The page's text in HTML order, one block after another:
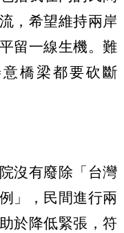
，希望維持兩岸
留一線生機。難
橋梁都要砍斷
沒有廢除「台灣
」，民間進行兩
於降低緊張，符